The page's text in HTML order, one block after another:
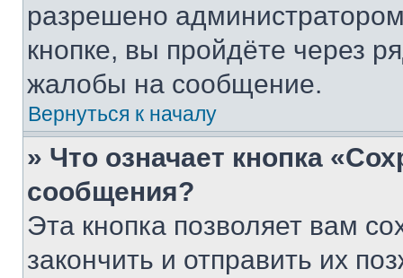
разрешено
кнопке, вы пройдёте через
жалобы на сообщение.
Вернуться к началу
» Что означает кнопка
сообщения?
Эта кнопка позволяет вам
закончить и отправить их